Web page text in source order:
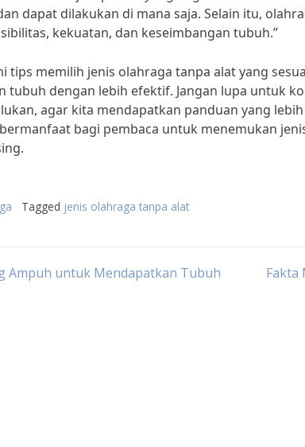
dapat dilakukan di mana saja. Selain itu,
kekuatan, dan keseimbangan tubuh.”
tips memilih jenis olahraga tanpa alat yang
tubuh dengan lebih efektif. Jangan lupa untuk
agar kita mendapatkan panduan yang
bagi pembaca untuk menemukan
Tagged jenis olahraga tanpa alat
Ampuh untuk Mendapatkan Tubuh
Fakta